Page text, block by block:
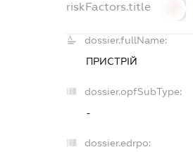
riskFactors.title
dossier.fullName:
ПРИСТРІЙ
dossier.opfSubType:
-
dossier.edrpo: